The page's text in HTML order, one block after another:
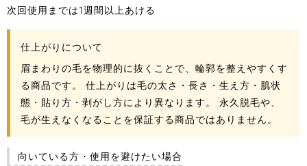
次回使用までは1週間以上あける
仕上がりについて
眉まわりの毛を物理的に抜くことで、輪郭を整えやすくす
る商品です。 仕上がりは毛の太さ・長さ・生え方・肌状
態・貼り方・剥がし方により異なります。 永久脱毛や、
毛が生えなくなることを保証する商品ではありません。
向いている方・使用を避けたい場合